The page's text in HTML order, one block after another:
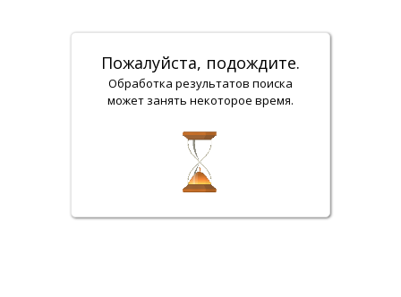
Пожалуйста, подождите.
Обработка результатов поиска
может занять некоторое время.